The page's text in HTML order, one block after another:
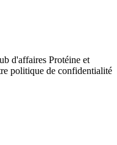
d'affaires Protéine et
politique de confidentialité